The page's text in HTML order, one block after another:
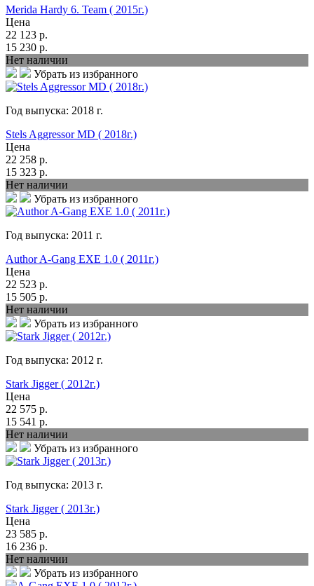
Merida Hardy 6. Team ( 2015г.)
Цена
22 123 р.
15 230 р.
Нет наличии
Убрать из избранного
Год выпуска: 2018 г.
Stels Aggressor MD ( 2018г.)
Цена
22 258 р.
15 323 р.
Нет наличии
Убрать из избранного
Год выпуска: 2011 г.
Author A-Gang EXE 1.0 ( 2011г.)
Цена
22 523 р.
15 505 р.
Нет наличии
Убрать из избранного
Год выпуска: 2012 г.
Stark Jigger ( 2012г.)
Цена
22 575 р.
15 541 р.
Нет наличии
Убрать из избранного
Год выпуска: 2013 г.
Stark Jigger ( 2013г.)
Цена
23 585 р.
16 236 р.
Нет наличии
Убрать из избранного